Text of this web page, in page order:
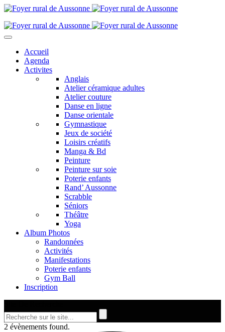
Accueil
Agenda
Activites
Anglais
Atelier céramique adultes
Atelier couture
Danse en ligne
Danse orientale
Gymnastique
Jeux de société
Loisirs créatifs
Manga & Bd
Peinture
Peinture sur soie
Poterie enfants
Rand’ Aussonne
Scrabble
Séniors
Théâtre
Yoga
Album Photos
Randonnées
Activités
Manifestations
Poterie enfants
Gym Ball
Inscription
2 évènements found.